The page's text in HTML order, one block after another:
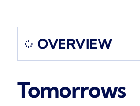
OVERVIEW
Tomorrows